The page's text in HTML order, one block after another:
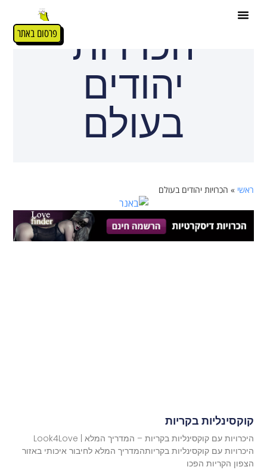
פרסום באתר הכרויות
יהודים
בעולם
ראשי » הכרויות יהודים בעולם
קוקסינליות בקריות
היכרויות עם קוקסינליות בקריות – המדריך המלא | Look4Love
היכרויות עם קוקסינליות בקריותהמדריך המלא לחיבור איכותי באזור
הצפון הקריות הפכו